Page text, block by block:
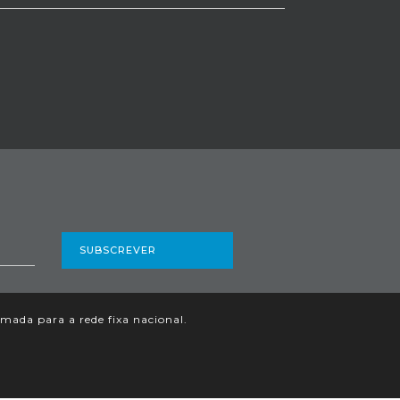
SUBSCREVER
para a rede fixa nacional.